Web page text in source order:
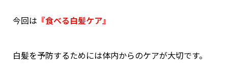
今回は 『食べる白髪ケア』
白髪を予防するためには体内からのケアが大切です。